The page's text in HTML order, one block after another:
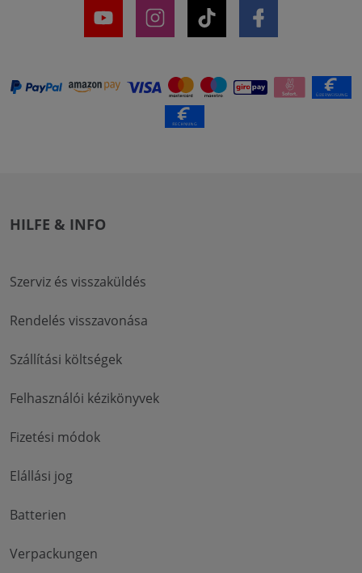
HILFE & INFO
Szerviz és visszaküldés
Rendelés visszavonása
Szállítási költségek
Felhasználói kézikönyvek
Fizetési módok
Elállási jog
Batterien
Verpackungen